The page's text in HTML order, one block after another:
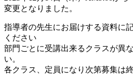
変更となりました。
指導者の先生にお届けする資料に
ください
部門ごとに受講出来るクラスが異
い。
各クラス、定員になり次第募集は